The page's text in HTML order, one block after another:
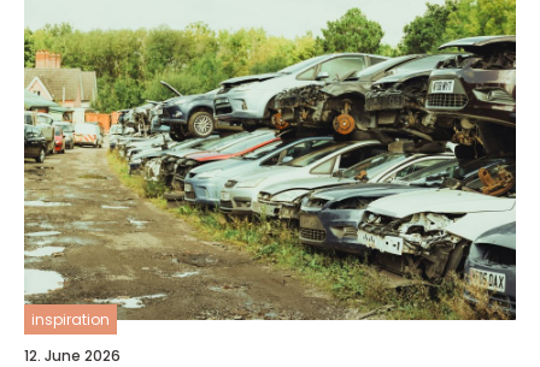
inspiration
12. June 2026